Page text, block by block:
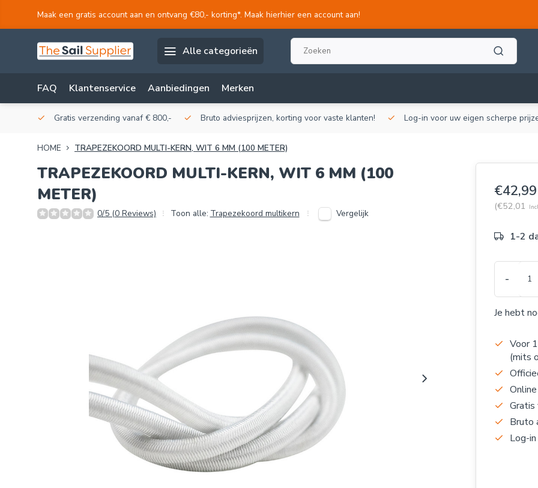
Maak een gratis account aan en ontvang €80,- korting*. Maak hierhier een account aan!
Alle categorieën
FAQ Klantenservice Aanbiedingen Merken
Gratis verzending vanaf € 800,- Bruto adviesprijzen, korting voor vaste klanten! Log-in voor uw eigen scherpe
HOME TRAPEZEKOORD MULTI-KERN, WIT 6 MM (100 METER)
TRAPEZEKOORD MULTI-KERN, WIT 6 MM (100
METER)
0/5 (0 Reviews) Toon alle: Trapezekoord multikern Vergelijk
€42,99
(€52,01
1-2
-
Je hebt
Voor
(mits
Gratis
Bruto
Log-